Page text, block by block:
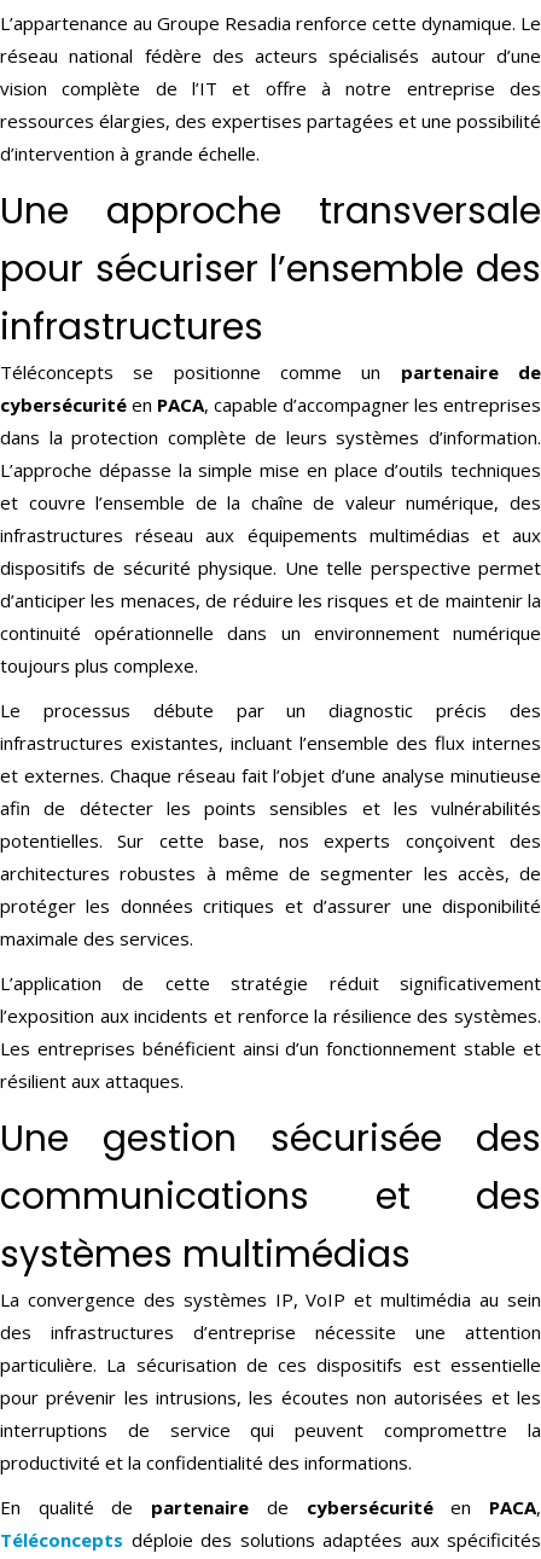
L’appartenance au Groupe Resadia renforce cette dynamique. Le
réseau national fédère des acteurs spécialisés autour d’une
vision complète de l’IT et offre à notre entreprise des
ressources élargies, des expertises partagées et une possibilité
d’intervention à grande échelle.
Une approche transversale
pour sécuriser l’ensemble des
infrastructures
Téléconcepts se positionne comme un partenaire de
cybersécurité en PACA, capable d’accompagner les entreprises
dans la protection complète de leurs systèmes d’information.
L’approche dépasse la simple mise en place d’outils techniques
et couvre l’ensemble de la chaîne de valeur numérique, des
infrastructures réseau aux équipements multimédias et aux
dispositifs de sécurité physique. Une telle perspective permet
d’anticiper les menaces, de réduire les risques et de maintenir la
continuité opérationnelle dans un environnement numérique
toujours plus complexe.
Le processus débute par un diagnostic précis des
infrastructures existantes, incluant l’ensemble des flux internes
et externes. Chaque réseau fait l’objet d’une analyse minutieuse
afin de détecter les points sensibles et les vulnérabilités
potentielles. Sur cette base, nos experts conçoivent des
architectures robustes à même de segmenter les accès, de
protéger les données critiques et d’assurer une disponibilité
maximale des services.
L’application de cette stratégie réduit significativement
l’exposition aux incidents et renforce la résilience des systèmes.
Les entreprises bénéficient ainsi d’un fonctionnement stable et
résilient aux attaques.
Une gestion sécurisée des
communications et des
systèmes multimédias
La convergence des systèmes IP, VoIP et multimédia au sein
des infrastructures d’entreprise nécessite une attention
particulière. La sécurisation de ces dispositifs est essentielle
pour prévenir les intrusions, les écoutes non autorisées et les
interruptions de service qui peuvent compromettre la
productivité et la confidentialité des informations.
En qualité de partenaire de cybersécuritéen PACA,
Téléconcepts déploie des solutions adaptées aux spécificités